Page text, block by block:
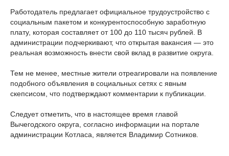
Работодатель предлагает официальное трудоустройство с
социальным пакетом и конкурентоспособную заработную
плату, которая составляет от 100 до 110 тысяч рублей. В
администрации подчеркивают, что открытая вакансия — это
реальная возможность внести свой вклад в развитие округа.
Тем не менее, местные жители отреагировали на появление
подобного объявления в социальных сетях с явным
скепсисом, что подтверждают комментарии к публикации.
Следует отметить, что в настоящее время главой
Вычегодского округа, согласно информации на портале
администрации Котласа, является Владимир Сотников